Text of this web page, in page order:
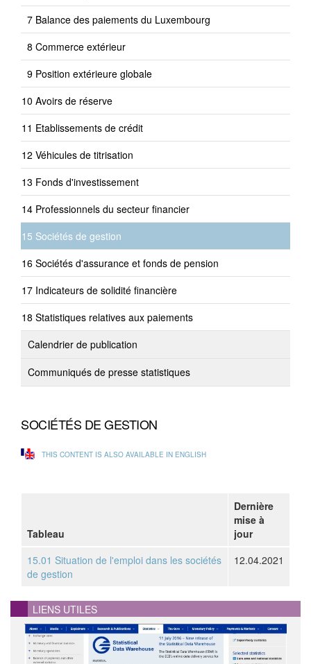
Balance des paiements du Luxembourg
Commerce extérieur
Position extérieure globale
Avoirs de réserve
Etablissements de crédit
Véhicules de titrisation
Fonds d'investissement
Professionnels du secteur financier
Sociétés de gestion
Sociétés d'assurance et fonds de pension
Indicateurs de solidité financière
Statistiques relatives aux paiements
Calendrier de publication
Communiqués de presse statistiques
SOCIÉTÉS DE GESTION
THIS CONTENT IS ALSO AVAILABLE IN ENGLISH
Tableau
Dernière
mise à
jour
15.01 Situation de l'emploi dans les sociétés
de gestion
12.04.2021
LIENS UTILES